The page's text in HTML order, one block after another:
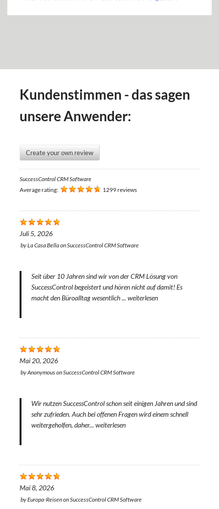
Kundenstimmen - das sagen
unsere Anwender:
Create your own review
SuccessControl CRM Software
Average rating:
1299 reviews
Juli 5, 2026
byLa Casa BellaonSuccessControl CRM Software
Seit über 10 Jahren sind wir von der CRM Lösung von
SuccessControl begeistert und hören nicht auf damit! Es
macht den Büroalltag wesentlich ... weiterlesen
Mai 20, 2026
byAnonymousonSuccessControl CRM Software
Wir nutzen SuccessControl schon seit einigen Jahren und sind
sehr zufrieden. Auch bei offenen Fragen wird einem schnell
weitergeholfen, daher... weiterlesen
Mai 8, 2026
byEuropa-ReisenonSuccessControl CRM Software